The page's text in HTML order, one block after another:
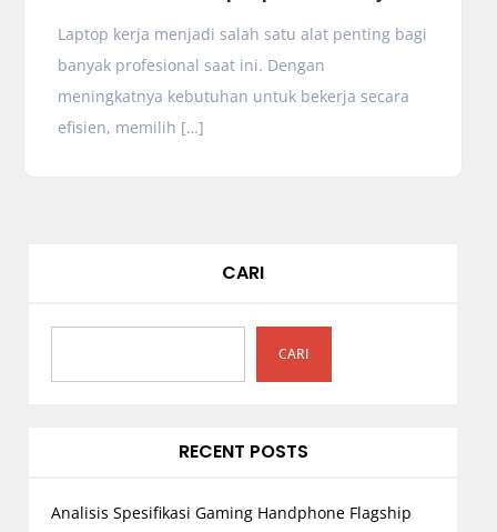
Laptop kerja menjadi salah satu alat penting bagi
banyak profesional saat ini. Dengan
meningkatnya kebutuhan untuk bekerja secara
efisien, memilih […]
CARI
CARI
RECENT POSTS
Analisis Spesifikasi Gaming Handphone Flagship